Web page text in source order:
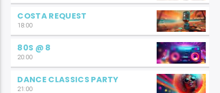
COSTA REQUEST
18:00
80S @ 8
20:00
DANCE CLASSICS PARTY
21:00